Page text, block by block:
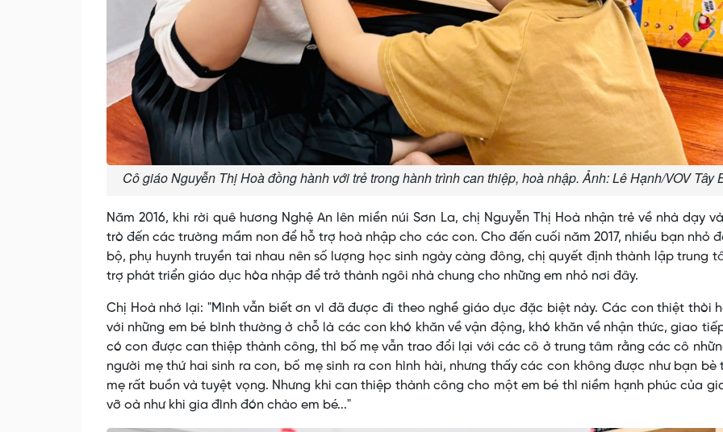
Cô giáo Nguyễn Thị Hoà đồng hành với trẻ trong hành trình can thiệp, hoà nhập. Ảnh: Lê Hạnh/VOV Tây
Năm 2016, khi rời quê hương Nghệ An lên miền núi Sơn La, chị Nguyễn Thị Hoà nhận trẻ về nhà dạy
trò đến các trường mầm non để hỗ trợ hoà nhập cho các con. Cho đến cuối năm 2017, nhiều bạn nhỏ
bộ, phụ huynh truyền tai nhau nên số lượng học sinh ngày càng đông, chị quyết định thành lập trung
trợ phát triển giáo dục hòa nhập để trở thành ngôi nhà chung cho những em nhỏ nơi đây.
Chị Hoà nhớ lại: "Mình vẫn biết ơn vì đã được đi theo nghề giáo dục đặc biệt này. Các con thiệt thòi
với những em bé bình thường ở chỗ là các con khó khăn về vận động, khó khăn về nhận thức, giao
có con được can thiệp thành công, thì bố mẹ vẫn trao đổi lại với các cô ở trung tâm rằng các cô
người mẹ thứ hai sinh ra con, bố mẹ sinh ra con hình hài, nhưng thấy các con không được như bạn bè
mẹ rất buồn và tuyệt vọng. Nhưng khi can thiệp thành công cho một em bé thì niềm hạnh phúc của
vỡ oà như khi gia đình đón chào em bé..."